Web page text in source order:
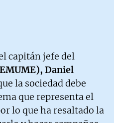
capitán jefe del
Daniel
la sociedad debe
que representa el
lo que ha resaltado la